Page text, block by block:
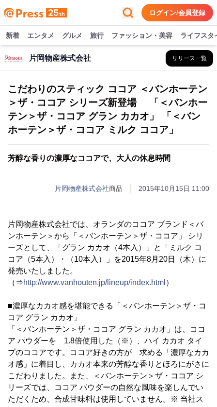
ログイン/会員登録
新着 エンタメ グルメ 旅行 ファッション・美容 ライフスタ
片岡物産株式会社 リリース一覧
こだわりのスティック ココア ＜バンホーテン
＞ザ・ココア シリーズ新登場 「＜バンホー
テン＞ザ・ココア グラン カカオ」 「＜バン
ホーテン＞ザ・ココア ミルク ココア」
芳醇な香りの濃厚なココアで、大人の休息時間
片岡物産株式会社商品 2015年10月15日 11:00
片岡物産株式会社では、オランダのココア ブランド＜バ
ンホーテン＞から「＜バンホーテン＞ザ・ココア」 シリ
ーズとして、「グラン カカオ（4本入）」と「ミルク コ
コア（5本入）・（10本入）」を2015年8月20日（木）に
発売いたしました。
（⇒http://www.vanhouten.jp/lineup/index.html ）
■濃厚なカカオ感を堪能できる「＜バンホーテン＞ザ・コ
コア グラン カカオ」
「＜バンホーテン＞ザ・ココア グラン カカオ」は、ココ
ア パウダーを 1.8倍使用した（※）、ハイ カカオ タイ
プのココアです。ココア好きの方が 求める「濃厚なカカ
オ感」に着目し、カカオ本来の芳醇な香りとほろにがさに
こだわりました。また、＜バンホーテン＞ザ・ココア シ
リーズでは、ココア パウダーの自然な風味を楽しんでい
ただくため、合成甘味料は使用していません。※ 当社ス